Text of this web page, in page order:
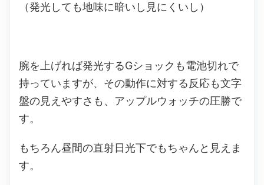
（発光しても地味に暗いし見にくいし）
腕を上げれば発光するGショックも電池切れで
持っていますが、その動作に対する反応も文字
盤の見えやすさも、アップルウォッチの圧勝で
す。
もちろん昼間の直射日光下でもちゃんと見えま
す。